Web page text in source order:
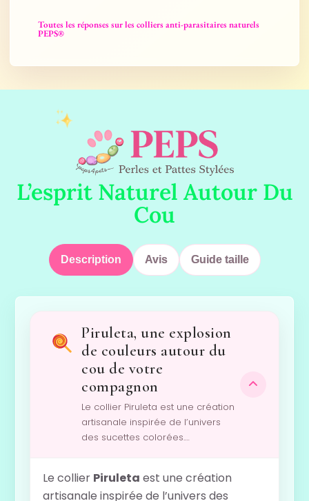
Toutes les réponses sur les colliers anti-parasitaires naturels
PEPS®
L’esprit Naturel Autour Du
Cou
Description Avis Guide taille
Piruleta, une explosion
de couleurs autour du
cou de votre
compagnon
Le collier Piruleta est une création
artisanale inspirée de l’univers
des sucettes colorées.…
Le collier Piruleta est une création
artisanale inspirée de l’univers des